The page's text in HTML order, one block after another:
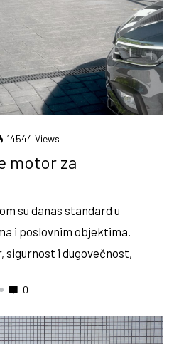
14544 Views
motor za
su danas standard u
i poslovnim objektima.
sigurnost i dugovečnost,
0